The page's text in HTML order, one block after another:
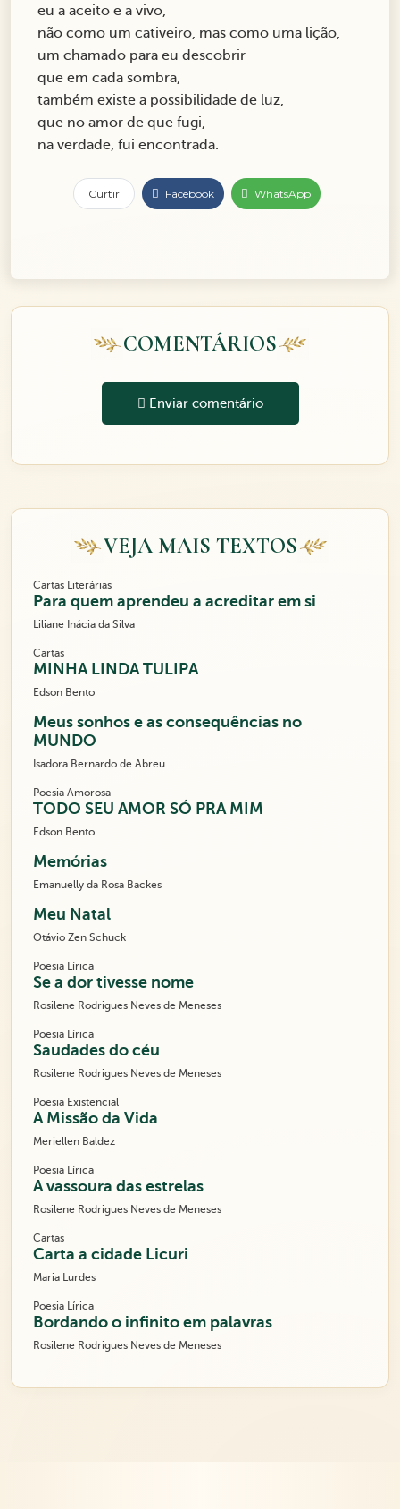
eu a aceito e a vivo,
não como um cativeiro, mas como uma lição,
um chamado para eu descobrir
que em cada sombra,
também existe a possibilidade de luz,
que no amor de que fugi,
na verdade, fui encontrada.
Curtir Facebook WhatsApp
COMENTÁRIOS
Enviar comentário
VEJA MAIS TEXTOS
Cartas Literárias
Para quem aprendeu a acreditar em si
Liliane Inácia da Silva
Cartas
MINHA LINDA TULIPA
Edson Bento
Meus sonhos e as consequências no
MUNDO
Isadora Bernardo de Abreu
Poesia Amorosa
TODO SEU AMOR SÓ PRA MIM
Edson Bento
Memórias
Emanuelly da Rosa Backes
Meu Natal
Otávio Zen Schuck
Poesia Lírica
Se a dor tivesse nome
Rosilene Rodrigues Neves de Meneses
Poesia Lírica
Saudades do céu
Rosilene Rodrigues Neves de Meneses
Poesia Existencial
A Missão da Vida
Meriellen Baldez
Poesia Lírica
A vassoura das estrelas
Rosilene Rodrigues Neves de Meneses
Cartas
Carta a cidade Licuri
Maria Lurdes
Poesia Lírica
Bordando o infinito em palavras
Rosilene Rodrigues Neves de Meneses